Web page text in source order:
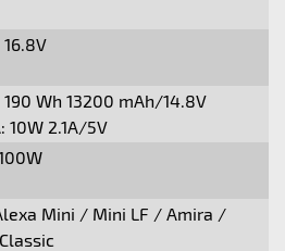
16.8V
190 Wh 13200 mAh/14.8V
10W 2.1A/5V
Mini / Mini LF / Amira /